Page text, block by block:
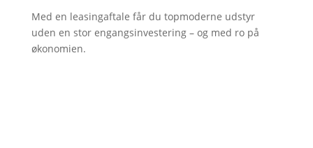
Med en leasingaftale får du topmoderne udstyr
uden en stor engangsinvestering – og med ro på
økonomien.